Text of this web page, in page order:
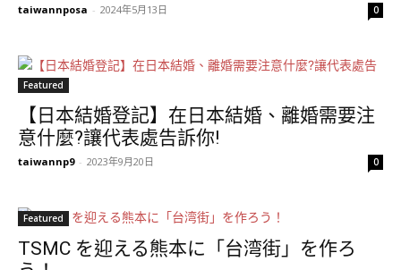
taiwannposa - 2024年5月13日 0
Featured
【日本結婚登記】在日本結婚、離婚需要注
意什麼?讓代表處告訴你!
taiwannp9 - 2023年9月20日 0
Featured
TSMC を迎える熊本に「台湾街」を作ろ